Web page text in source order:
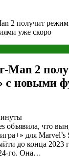
2 получит
уже скоро
Man 2
с новыми
объявила, что
для Marvel’s
до конца 2023
го. Она…